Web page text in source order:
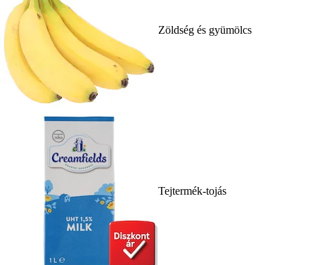
Zöldség és gyümölcs
Tejtermék-tojás